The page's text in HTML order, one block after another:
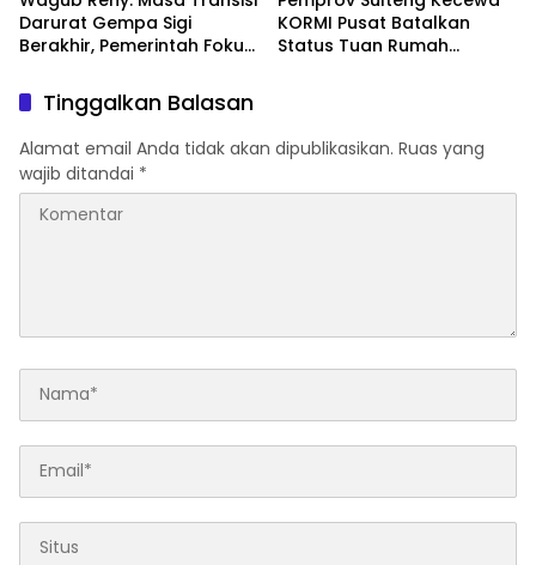
Darurat Gempa Sigi
Berakhir, Pemerintah Fokus
KORMI Pusat Batalkan
Status Tuan Rumah
Tinggalkan Balasan
Alamat email Anda tidak akan dipublikasikan. Ruas yang
wajib ditandai *